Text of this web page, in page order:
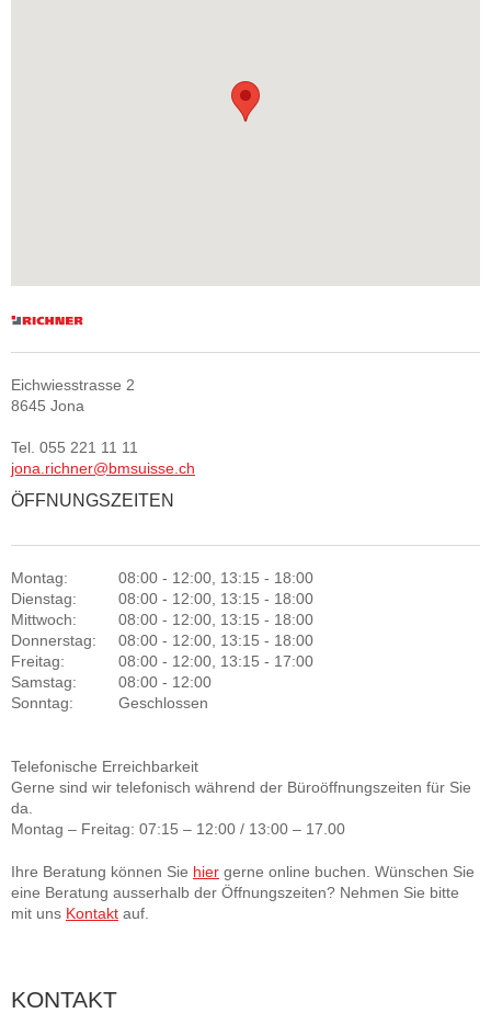
Eichwiesstrasse 2
8645 Jona
Tel. 055 221 11 11
jona.richner@bmsuisse.ch
ÖFFNUNGSZEITEN
Montag:
08:00 - 12:00, 13:15 - 18:00
Dienstag:
08:00 - 12:00, 13:15 - 18:00
Mittwoch:
08:00 - 12:00, 13:15 - 18:00
Donnerstag:
08:00 - 12:00, 13:15 - 18:00
Freitag:
08:00 - 12:00, 13:15 - 17:00
Samstag:
08:00 - 12:00
Sonntag:
Geschlossen
Telefonische Erreichbarkeit
Gerne sind wir telefonisch während der Büroöffnungszeiten für Sie
da.
Montag – Freitag: 07:15 – 12:00 / 13:00 – 17.00
Ihre Beratung können Sie hier gerne online buchen. Wünschen Sie
eine Beratung ausserhalb der Öffnungszeiten? Nehmen Sie bitte
mit uns Kontakt auf.
KONTAKT